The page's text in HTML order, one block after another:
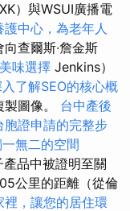
）與WSUI廣播電
中心，為老年人
查爾斯·詹金斯
味選擇 Jenkins）
了解SEO的核心概
圖像。 台中產後
胞證申請的完整步
無二的空間
品中被證明至關
公里的距離（從倫
裡，讓您的居住環